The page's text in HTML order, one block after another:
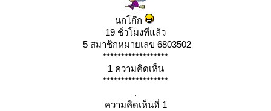
นกโก๊ก
19 ชั่วโมงที่แล้ว
5 สมาชิกหมายเลข 6803502
******************
1 ความคิดเห็น
******************
.
ความคิดเห็นที่ 1